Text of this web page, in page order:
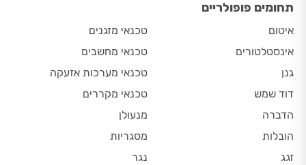
תחומים פופולריים
איטום
אינסטלטורים
גנן
דוד שמש
הדברה
הובלות
זגג
טכנאי מזגנים
טכנאי מחשבים
טכנאי מערכות אזעקה
טכנאי מקררים
מנעולן
מסגריות
נגר